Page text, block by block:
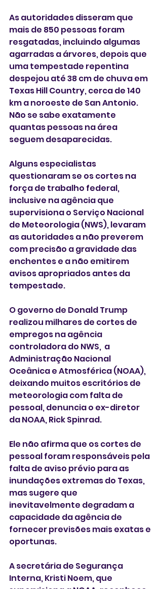
As autoridades disseram que
mais de 850 pessoas foram
resgatadas, incluindo algumas
agarradas a árvores, depois que
uma tempestade repentina
despejou até 38 cm de chuva em
Texas Hill Country, cerca de 140
km a noroeste de San Antonio.
Não se sabe exatamente
quantas pessoas na área
seguem desaparecidas.
Alguns especialistas
questionaram se os cortes na
força de trabalho federal,
inclusive na agência que
supervisiona o Serviço Nacional
de Meteorologia (NWS), levaram
as autoridades a não preverem
com precisão a gravidade das
enchentes e a não emitirem
avisos apropriados antes da
tempestade.
O governo de Donald Trump
realizou milhares de cortes de
empregos na agência
controladora do NWS,  a
Administração Nacional
Oceânica e Atmosférica (NOAA),
deixando muitos escritórios de
meteorologia com falta de
pessoal, denuncia o ex-diretor
da NOAA, Rick Spinrad.
Ele não afirma que os cortes de
pessoal foram responsáveis pela
falta de aviso prévio para as
inundações extremas do Texas,
mas sugere que
inevitavelmente degradam a
capacidade da agência de
fornecer previsões mais exatas e
oportunas.
A secretária de Segurança
Interna, Kristi Noem, que